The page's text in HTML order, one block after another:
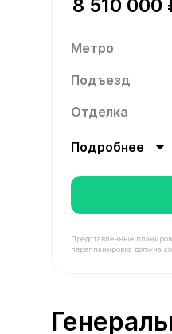
8 510 000
Метро
Подъезд
Отделка
Подробнее
Представленные
перепланировка должна